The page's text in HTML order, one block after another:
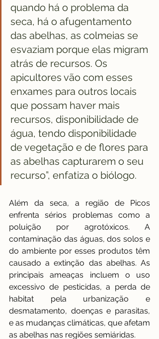
quando há o problema da
seca, há o afugentamento
das abelhas, as colmeias se
esvaziam porque elas migram
atrás de recursos. Os
apicultores vão com esses
enxames para outros locais
que possam haver mais
recursos, disponibilidade de
água, tendo disponibilidade
de vegetação e de flores para
as abelhas capturarem o seu
recurso”, enfatiza o biólogo.
Além da seca, a região de Picos
enfrenta sérios problemas como a
poluição por agrotóxicos. A
contaminação das águas, dos solos e
do ambiente por esses produtos têm
causado a extinção das abelhas. As
principais ameaças incluem o uso
excessivo de pesticidas, a perda de
habitat pela urbanização e
desmatamento, doenças e parasitas,
e as mudanças climáticas, que afetam
as abelhas nas regiões semiáridas.